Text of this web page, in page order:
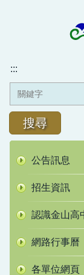
內
容
:::
搜尋
公告訊息
招生資訊
認識金山高
網路行事曆
各單位網頁